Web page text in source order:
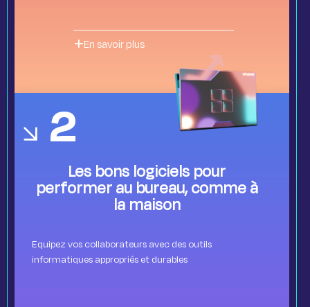
En savoir plus
2
Les bons logiciels pour
performer au bureau, comme à
la maison
Equipez vos collaborateurs avec des outils
informatiques appropriés et durables